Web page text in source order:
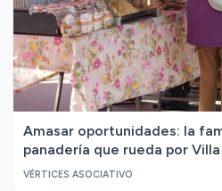
Amasar oportunidades: la
panadería que rueda por Villa
VÉRTICES ASOCIATIVO